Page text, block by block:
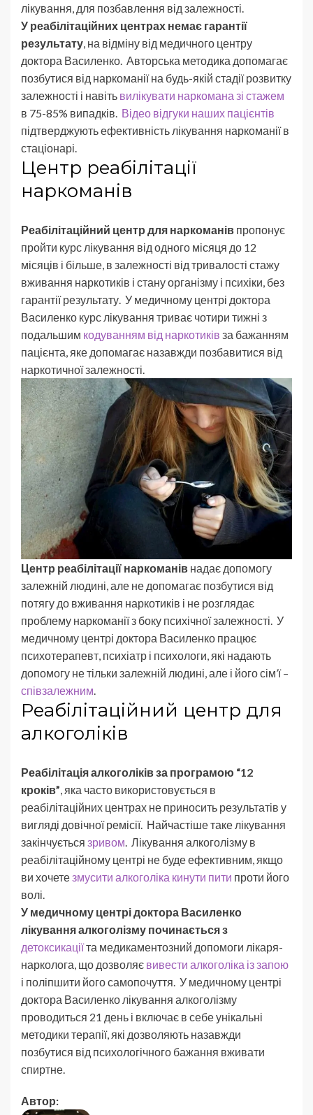
лікування, для позбавлення від залежності.
У реабілітаційних центрах немає гарантії
результату , на відміну від медичного центру
доктора Василенко. Авторська методика допомагає
позбутися від наркоманії на будь-якій стадії розвитку
залежності і навіть вилікувати наркомана зі стажем
в 75-85% випадків. Відео відгуки наших пацієнтів
підтверджують ефективність лікування наркоманії в
стаціонарі.
Центр реабілітації
наркоманів
Реабілітаційний центр для наркоманів пропонує
пройти курс лікування від одного місяця до 12
місяців і більше, в залежності від тривалості стажу
вживання наркотиків і стану організму і психіки, без
гарантії результату. У медичному центрі доктора
Василенко курс лікування триває чотири тижні з
подальшим кодуванням від наркотиків за бажанням
пацієнта, яке допомагає назавжди позбавитися від
наркотичної залежності.
Центр реабілітації наркоманів надає допомогу
залежній людині, але не допомагає позбутися від
потягу до вживання наркотиків і не розглядає
проблему наркоманії з боку психічної залежності. У
медичному центрі доктора Василенко працює
психотерапевт, психіатр і психологи, які надають
допомогу не тільки залежній людині, але і його сім’ї –
співзалежним.
Реабілітаційний центр для
алкоголіків
Реабілітація алкоголіків за програмою “12
кроків”, яка часто використовується в
реабілітаційних центрах не приносить результатів у
вигляді довічної ремісії. Найчастіше таке лікування
закінчується зривом. Лікування алкоголізму в
реабілітаційному центрі не буде ефективним, якщо
ви хочетезмусити алкоголіка кинути пити проти його
волі.
У медичному центрі доктора Василенко
лікування алкоголізму починається з
детоксикаціїта медикаментозний допомоги лікаря-
нарколога, що дозволяє вивести алкоголіка із запою
і поліпшити його самопочуття. У медичному центрі
доктора Василенко лікування алкоголізму
проводиться 21 день і включає в себе унікальні
методики терапії, які дозволяють назавжди
позбутися від психологічного бажання вживати
спиртне.
Автор: